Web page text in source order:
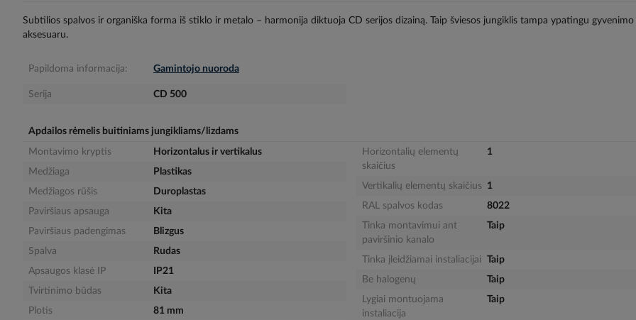
Subtilios spalvos ir organiška forma iš stiklo ir metalo – harmonija diktuoja CD serijos dizainą. Taip šviesos jungiklis tampa ypatingu gyvenimo
aksesuaru.
Papildoma informacija: Gamintojo nuoroda
Serija CD 500
Apdailos rėmelis buitiniams jungikliams/lizdams
Montavimo kryptis
Horizontalus ir vertikalus
Medžiaga
Plastikas
Medžiagos rūšis
Duroplastas
Paviršiaus apsauga
Kita
Paviršiaus padengimas
Blizgus
Spalva
Rudas
Apsaugos klasė IP
IP21
Tvirtinimo būdas
Kita
Plotis
81 mm
Horizontalių elementų
skaičius
1
Vertikalių elementų skaičius
1
RAL spalvos kodas
8022
Tinka montavimui ant
paviršinio kanalo
Taip
Tinka įleidžiamai instaliacijai
Taip
Be halogenų
Taip
Lygiai montuojama
instaliacija
Taip